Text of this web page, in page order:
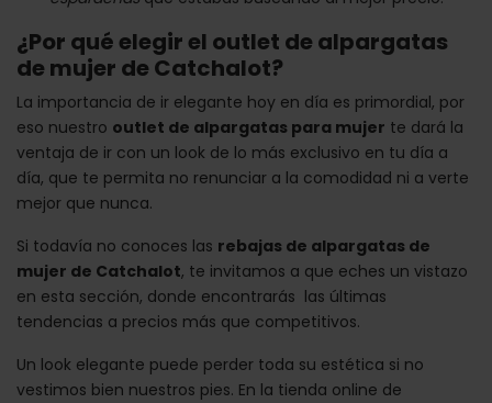
¿Por qué elegir el outlet de alpargatas
de mujer de Catchalot?
La importancia de ir elegante hoy en día es primordial, por
eso nuestro outlet de alpargatas para mujer te dará la
ventaja de ir con un look de lo más exclusivo en tu día a
día, que te permita no renunciar a la comodidad ni a verte
mejor que nunca.
Si todavía no conoces las rebajas de alpargatas de
mujer de Catchalot, te invitamos a que eches un vistazo
en esta sección, donde encontrarás las últimas
tendencias a precios más que competitivos.
Un look elegante puede perder toda su estética si no
vestimos bien nuestros pies. En la tienda online de